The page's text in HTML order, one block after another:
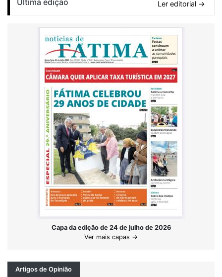
Última edição Ler editorial →
Capa da edição de 24 de julho de 2026
Ver mais capas →
Artigos de Opinião